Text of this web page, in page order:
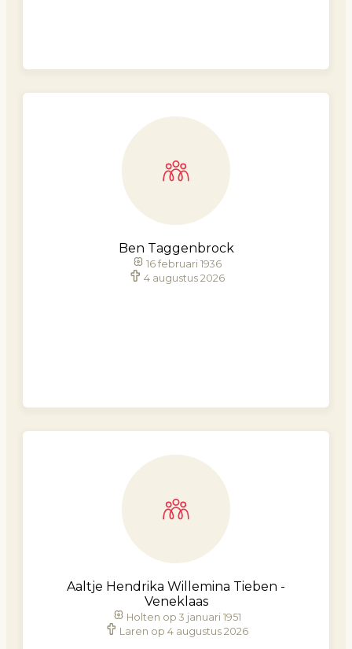
Ben Taggenbrock
16 februari 1936
4 augustus 2026
Aaltje Hendrika Willemina Tieben -
Veneklaas
Holten op 3 januari 1951
Laren op 4 augustus 2026